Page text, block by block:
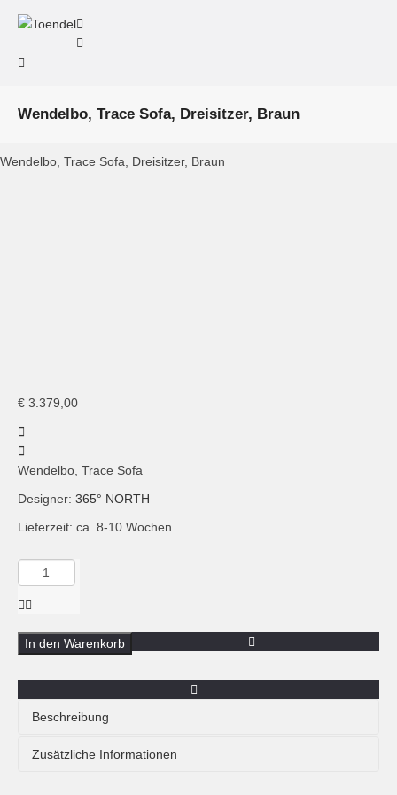
Wendelbo, Trace Sofa, Dreisitzer, Braun
Wendelbo, Trace Sofa, Dreisitzer, Braun
€ 3.379,00
Wendelbo, Trace Sofa
Designer: 365° NORTH
Lieferzeit: ca. 8-10 Wochen
Menge
Wendelbo,
Trace
Dreisitzer,
Braun
In den Warenkorb
Beschreibung
Das neue TRACE Sofa von Wendelbo wurde vom
Zusätzliche Informationen